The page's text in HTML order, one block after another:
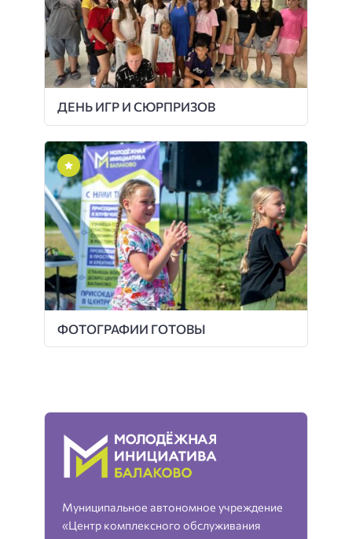
ДЕНЬ ИГР И СЮРПРИЗОВ
ФОТОГРАФИИ ГОТОВЫ
Муниципальное автономное учреждение
«Центр комплексного обслуживания